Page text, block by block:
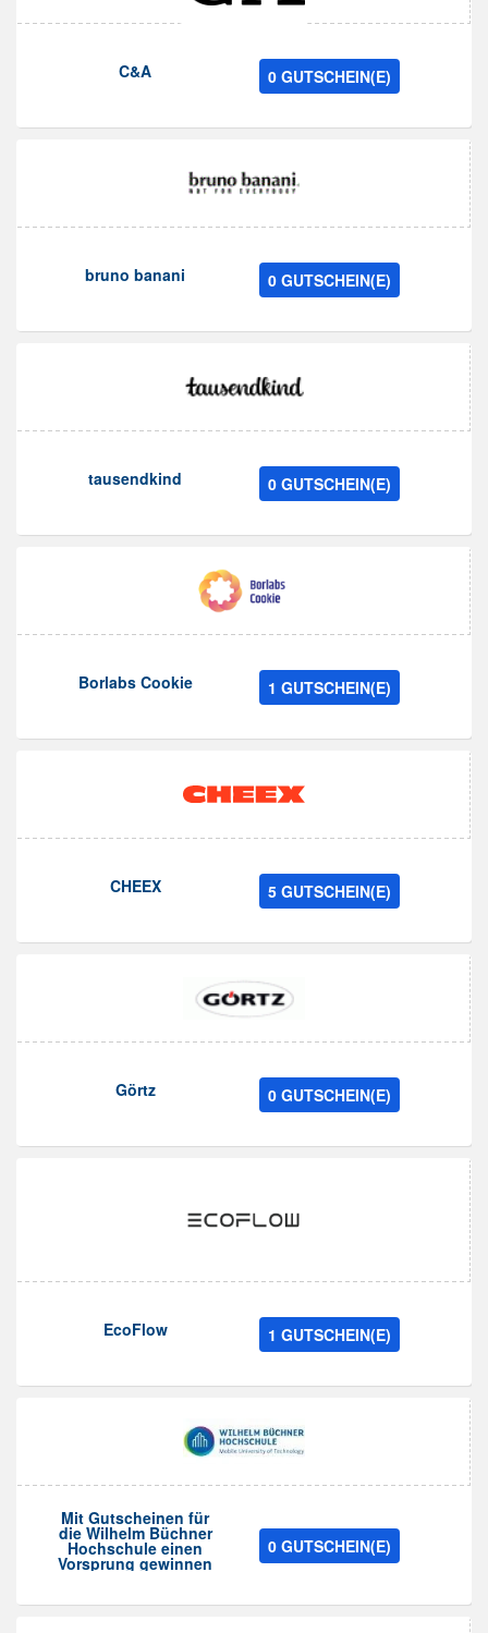
C&A 0 GUTSCHEIN(E)
bruno banani 0 GUTSCHEIN(E)
tausendkind 0 GUTSCHEIN(E)
Borlabs Cookie 1 GUTSCHEIN(E)
CHEEX 5 GUTSCHEIN(E)
Görtz 0 GUTSCHEIN(E)
EcoFlow 1 GUTSCHEIN(E)
Mit Gutscheinen für
die Wilhelm Büchner
Hochschule einen
Vorsprung gewinnen
0 GUTSCHEIN(E)